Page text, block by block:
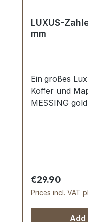
LUXUS-
mm
Ein großes
Koffer und
MESSING
Zahlenschloss
Zahlenschloss
Stück
Regular price:
€29.90
Prices incl. VAT
Add